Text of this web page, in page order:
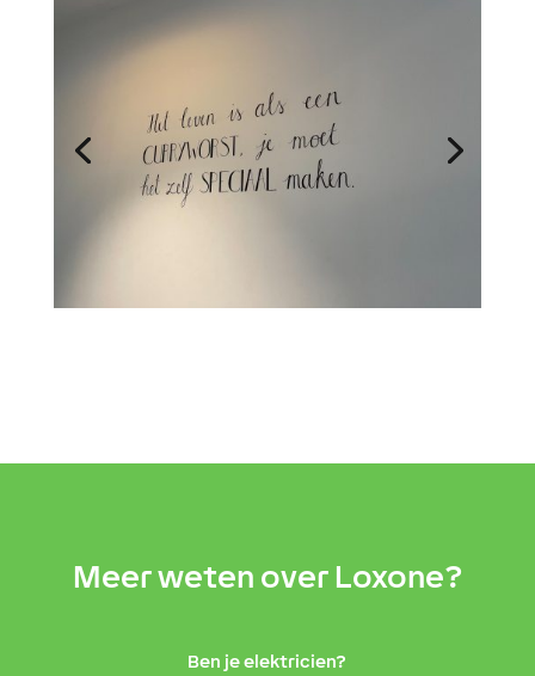
Meer weten over Loxone?
Ben je elektricien?